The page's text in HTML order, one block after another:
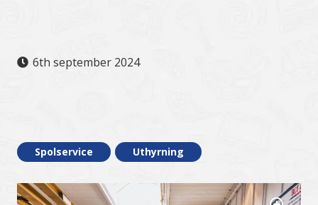
6th september 2024
Spolservice Uthyrning